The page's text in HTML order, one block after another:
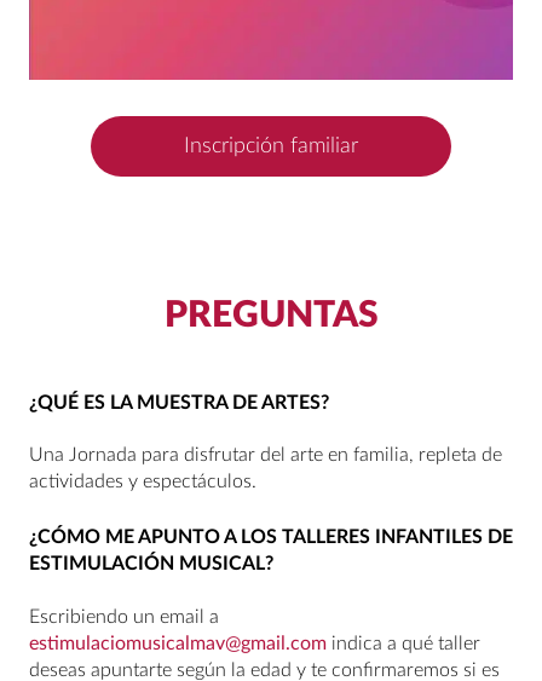
Inscripción familiar
PREGUNTAS
¿QUÉ ES LA MUESTRA DE ARTES?
Una Jornada para disfrutar del arte en familia, repleta de
actividades y espectáculos.
¿CÓMO ME APUNTO A LOS TALLERES INFANTILES DE
ESTIMULACIÓN MUSICAL?
Escribiendo un email a
estimulaciomusicalmav@gmail.com indica a qué taller
deseas apuntarte según la edad y te confirmaremos si es